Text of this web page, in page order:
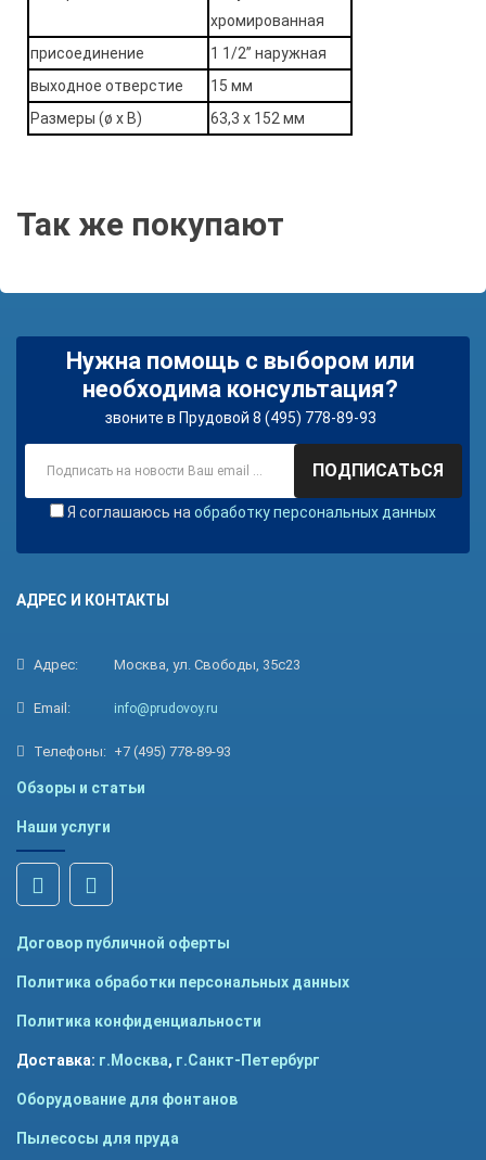
хромированная
присоединение
1 1/2’’ наружная
выходное отверстие
15 мм
Размеры (ø x В)
63,3 x 152 мм
Так же покупают
Нужна помощь с выбором или
необходима консультация?
звоните в Прудовой 8 (495) 778-89-93
ПОДПИСАТЬСЯ
Я соглашаюсь на обработку персональных данных
АДРЕС И КОНТАКТЫ
Адрес: Москва, ул. Свободы, 35с23
Email: info@prudovoy.ru
Телефоны: +7 (495) 778-89-93
Обзоры и статьи
Наши услуги
Договор публичной оферты
Политика обработки персональных данных
Политика конфиденциальности
Доставка: г.Москва, г.Санкт-Петербург
Оборудование для фонтанов
Пылесосы для пруда